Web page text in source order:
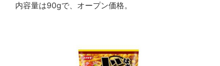
内容量は90gで、オープン価格。